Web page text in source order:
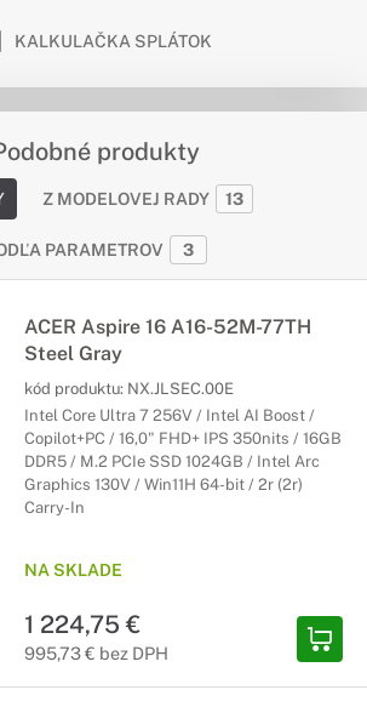
KALKULAČKA SPLÁTOK
produkty
Z MODELOVEJ RADY 13
PARAMETROV 3
ACER Aspire 16 A16-52M-77TH
Steel Gray
kód produktu: NX.JLSEC.00E
Intel Core Ultra 7 256V / Intel AI Boost /
Copilot+PC / 16,0" FHD+ IPS 350nits / 16GB
DDR5 / M.2 PCIe SSD 1024GB / Intel Arc
Graphics 130V / Win11H 64-bit / 2r (2r)
Carry-In
NA SKLADE
1 224,75 €
995,73 € bez DPH